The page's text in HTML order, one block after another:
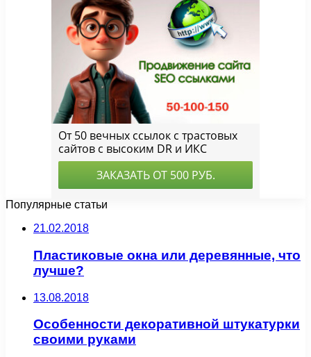
Популярные статьи
21.02.2018
Пластиковые окна или деревянные, что
лучше?
13.08.2018
Особенности декоративной штукатурки
своими руками